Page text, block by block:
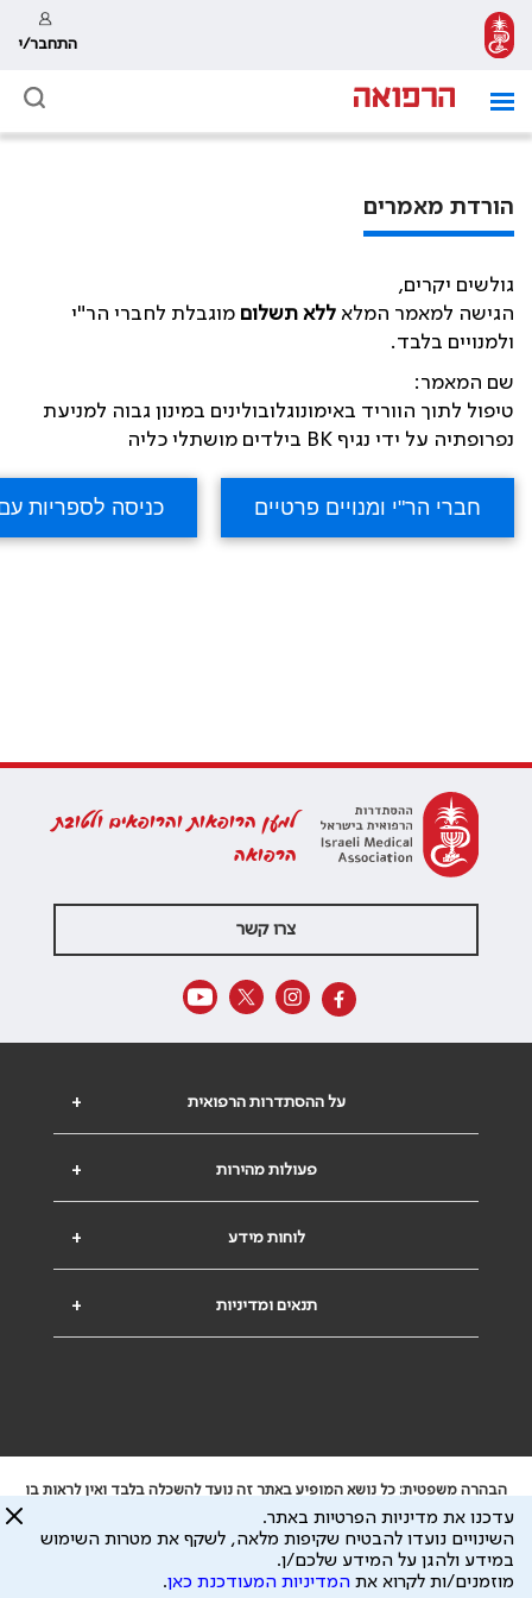
התחבר/י
הורדת מאמרים
גולשים יקרים,
הגישה למאמר המלא ללא תשלום מוגבלת לחברי הר"י
ולמנויים בלבד.
שם המאמר:
טיפול לתוך הווריד באימונוגלובולינים במינון גבוה למניעת
נפרופתיה על ידי נגיף BK בילדים מושתלי כליה
למען הרופאות והרופאים ולטובת
הרפואה
צרו קשר
+ על ההסתדרות הרפואית
+ פעולות מהירות
+ לוחות מידע
+ תנאים ומדיניות
הבהרה משפטית: כל נושא המופיע באתר זה נועד להשכלה בלבד ואין לראות בו
ייעוץ רפואי או משפטי. אין הר"י אחראית לתוכן המתפרסם באתר זה ולכל נזק
שעלול להיגרם.
ידוע לי שהר"י אוספת ושומרת מידע אישי לצורך מתן השרות וכי חלק ממנו עשוי
להיות מועבר לצדדים שלישיים, הכל בכפוף למדיניות הפרטיות
עדכנו את מדיניות הפרטיות באתר.
השינויים נועדו להבטיח שקיפות מלאה, לשקף את מטרות השימוש
במידע ולהגן על המידע שלכם/ן.
מוזמנים/ות לקרוא את המדיניות המעודכנת כאן.